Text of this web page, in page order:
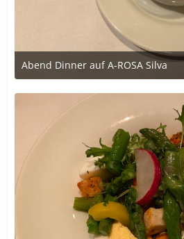
Abend Dinner auf A-ROSA Silva
12. Oktober 2020 um 18:35